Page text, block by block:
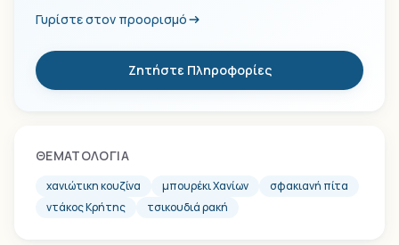
Γυρίστε στον προορισμό
Ζητήστε Πληροφορίες
ΘΕΜΑΤΟΛΟΓΊΑ
χανιώτικη κουζίνα μπουρέκι Χανίων
σφακιανή πίτα
ντάκος Κρήτης
τσικουδιά ρακή